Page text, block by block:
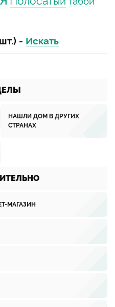
- Искать
НАШЛИ ДОМ В ДРУГИХ
СТРАНАХ
МАГАЗИН